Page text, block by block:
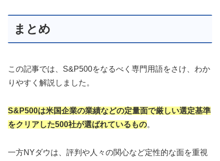
まとめ
この記事では、S&P500をなるべく専門用語をさけ、わか
りやすく解説しました。
S&P500は米国企業の業績などの定量面で厳しい選定基準
をクリアした500社が選ばれているもの。
一方NYダウは、評判や人々の関心など定性的な面を重視